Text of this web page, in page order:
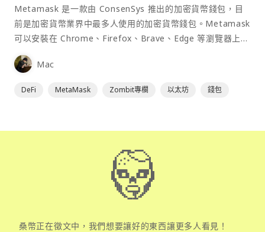
Metamask 是一款由 ConsenSys 推出的加密貨幣錢包，目
前是加密貨幣業界中最多人使用的加密貨幣錢包。Metamask
可以安裝在 Chrome、Firefox、Brave、Edge 等瀏覽器上作
為插件使用，具備許多功能且使用上非常方便。
Mac
DeFi MetaMask Zombit專欄 以太坊 錢包
桑幣正在徵文中，我們想要讓好的東西讓更多人看見！